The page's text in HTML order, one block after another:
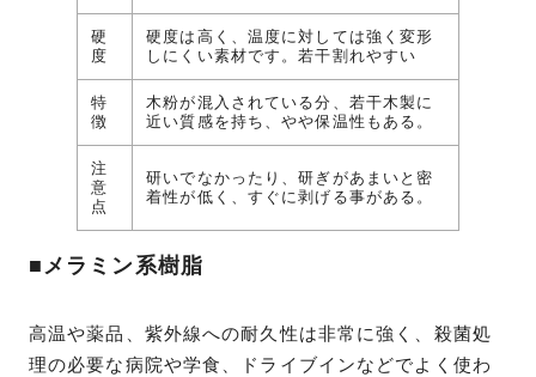
硬
度
硬度は高く、温度に対しては強く変形
しにくい素材です。若干割れやすい
特
徴
木粉が混入されている分、若干木製に
近い質感を持ち、やや保温性もある。
注
意
点
研いでなかったり、研ぎがあまいと密
着性が低く、すぐに剥げる事がある。
■メラミン系樹脂
高温や薬品、紫外線への耐久性は非常に強く、殺菌処
理の必要な病院や学食、ドライブインなどでよく使わ